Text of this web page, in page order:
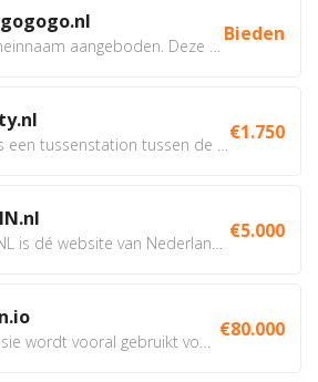
Bieden
€1.750
€5.000
€80.000